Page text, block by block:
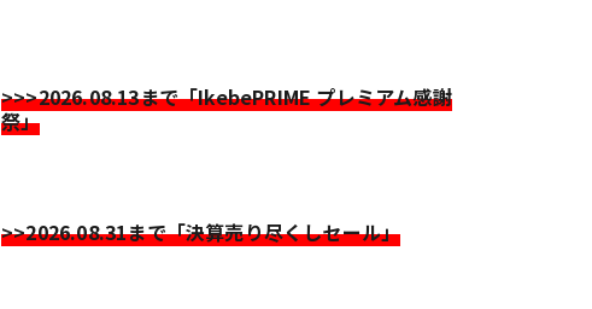
>>>2026.08.13まで「IkebePRIME プレミアム感謝
祭」
>>2026.08.31まで「決算売り尽くしセール」